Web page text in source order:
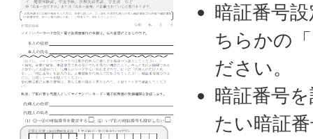
暗証番号
ちらかの
ださい。
暗証番号
たい暗証